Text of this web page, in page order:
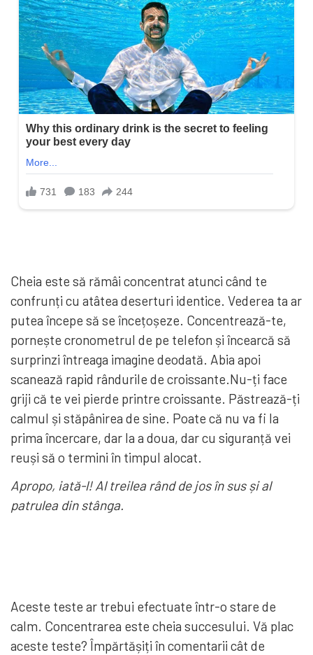
Cheia este să rămâi concentrat atunci când te
confrunți cu atâtea deserturi identice. Vederea ta ar
putea începe să se încețoșeze. Concentrează-te,
pornește cronometrul de pe telefon și încearcă să
surprinzi întreaga imagine deodată. Abia apoi
scanează rapid rândurile de croissante.Nu-ți face
griji că te vei pierde printre croissante. Păstrează-ți
calmul și stăpânirea de sine. Poate că nu va fi la
prima încercare, dar la a doua, dar cu siguranță vei
reuși să o termini în timpul alocat.
Apropo, iată-l! Al treilea rând de jos în sus și al
patrulea din stânga.
Aceste teste ar trebui efectuate într-o stare de
calm. Concentrarea este cheia succesului. Vă plac
aceste teste? Împărtășiți în comentarii cât de